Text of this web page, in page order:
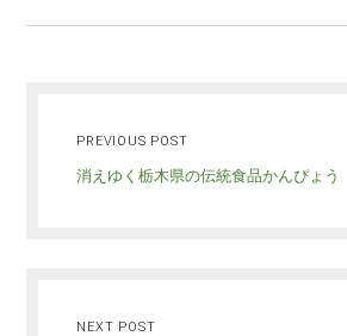
PREVIOUS POST
消えゆく栃木県の伝統食品かんぴょう
NEXT POST